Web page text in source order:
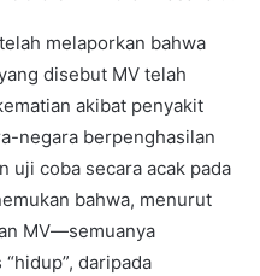
melaporkan bahwa
disebut MV telah
akibat penyakit
negara berpenghasilan
uji coba secara acak pada
bahwa, menurut
MV—semuanya
daripada